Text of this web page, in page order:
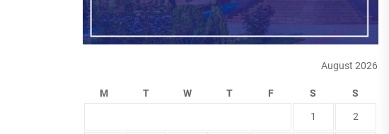
August 2026
M T W T F S S
1 2